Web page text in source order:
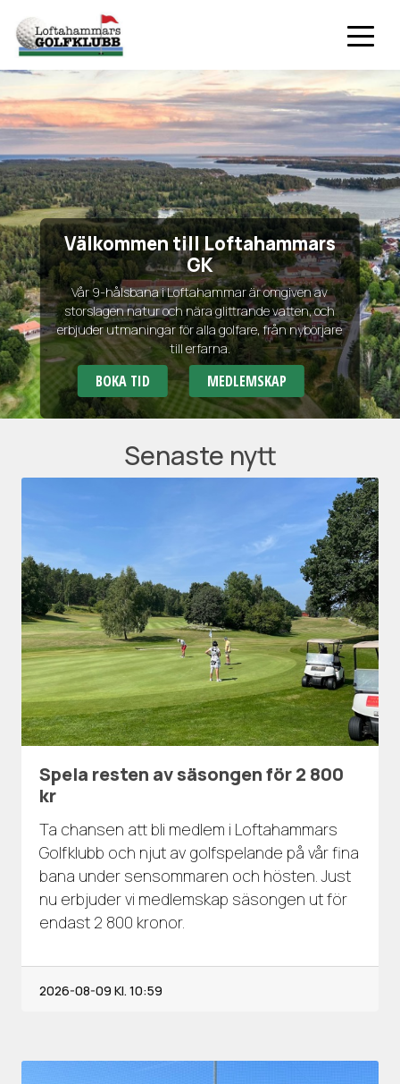
Välkommen till Loftahammars
GK
Vår 9-hålsbana i Loftahammar är omgiven av
storslagen natur och nära glittrande vatten, och
erbjuder utmaningar för alla golfare, från nybörjare
till erfarna.
BOKA TID MEDLEMSKAP
Senaste nytt
Spela resten av säsongen för 2 800
kr
Ta chansen att bli medlem i Loftahammars
Golfklubb och njut av golfspelande på vår fina
bana under sensommaren och hösten. Just
nu erbjuder vi medlemskap säsongen ut för
endast 2 800 kronor.
2026-08-09 Kl. 10:59